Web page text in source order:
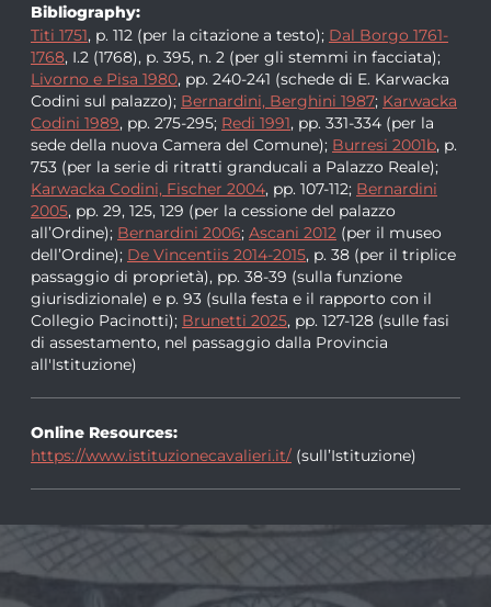
Bibliography:
Titi 1751, p. 112 (per la citazione a testo); Dal Borgo 1761-
1768, I.2 (1768), p. 395, n. 2 (per gli stemmi in facciata);
Livorno e Pisa 1980, pp. 240-241 (schede di E. Karwacka
Codini sul palazzo); Bernardini, Berghini 1987; Karwacka
Codini 1989, pp. 275-295; Redi 1991, pp. 331-334 (per la
sede della nuova Camera del Comune); Burresi 2001b, p.
753 (per la serie di ritratti granducali a Palazzo Reale);
Karwacka Codini, Fischer 2004, pp. 107-112; Bernardini
2005, pp. 29, 125, 129 (per la cessione del palazzo
all’Ordine); Bernardini 2006; Ascani 2012 (per il museo
dell’Ordine); De Vincentiis 2014-2015, p. 38 (per il triplice
passaggio di proprietà), pp. 38-39 (sulla funzione
giurisdizionale) e p. 93 (sulla festa e il rapporto con il
Collegio Pacinotti); Brunetti 2025, pp. 127-128 (sulle fasi
di assestamento, nel passaggio dalla Provincia
all'Istituzione)
Online Resources:
https://www.istituzionecavalieri.it/ (sull’Istituzione)